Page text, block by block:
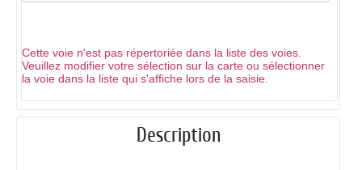
Cette voie n'est pas répertoriée dans la liste des voies.
Veuillez modifier votre sélection sur la carte ou sélectionner
la voie dans la liste qui s'affiche lors de la saisie.
Description